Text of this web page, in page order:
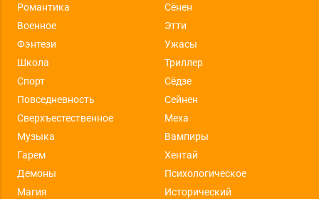
Романтика
Сёнен
Военное
Этти
Фэнтези
Ужасы
Школа
Триллер
Спорт
Сёдзе
Повседневность
Сейнен
Сверхъестественное
Меха
Музыка
Вампиры
Гарем
Хентай
Демоны
Психологическое
Магия
Исторический